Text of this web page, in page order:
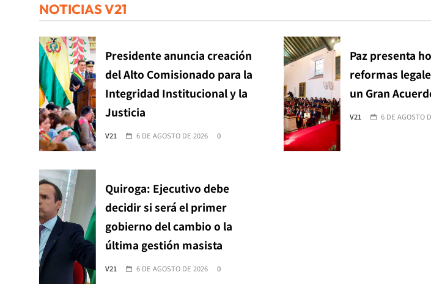
NOTICIAS V21
Presidente anuncia creación
del Alto Comisionado para la
Integridad Institucional y la
Justicia
V21 6 DE AGOSTO DE 2026 0
Paz presenta
reformas
un Gran
V21 6 DE AGOSTO
Quiroga: Ejecutivo debe
decidir si será el primer
gobierno del cambio o la
última gestión masista
V21 6 DE AGOSTO DE 2026 0